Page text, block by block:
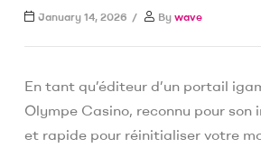
January 14, 2026 By wave
En tant qu’éditeur d’un portail
Olympe Casino, reconnu pour
et rapide pour réinitialiser votre